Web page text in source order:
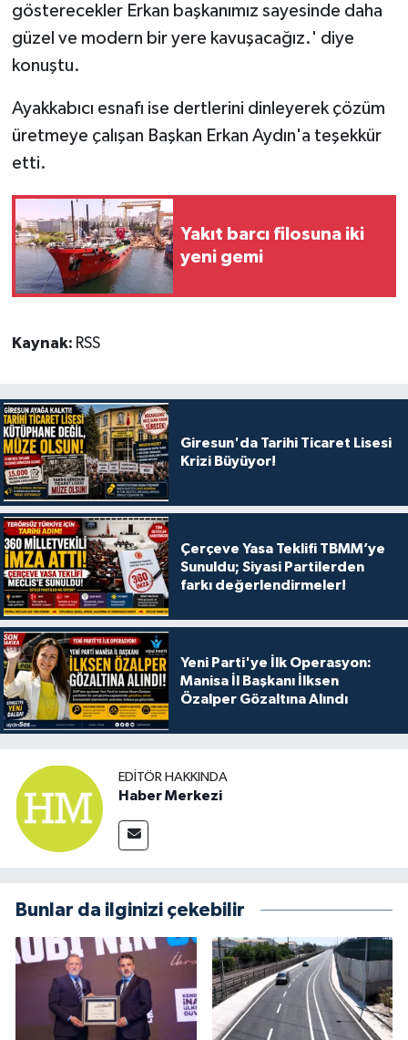
gösterecekler Erkan başkanımız sayesinde daha
güzel ve modern bir yere kavuşacağız.' diye
konuştu.
Ayakkabıcı esnafı ise dertlerini dinleyerek çözüm
üretmeye çalışan Başkan Erkan Aydın'a teşekkür
etti.
Yakıt barcı filosuna iki
yeni gemi
Kaynak: RSS
Giresun'da Tarihi Ticaret Lisesi
Krizi Büyüyor!
Çerçeve Yasa Teklifi TBMM’ye
Sunuldu; Siyasi Partilerden
farkı değerlendirmeler!
Yeni Parti'ye İlk Operasyon:
Manisa İl Başkanı İlksen
Özalper Gözaltına Alındı
EDITÖR HAKKINDA
Haber Merkezi
Bunlar da ilginizi çekebilir